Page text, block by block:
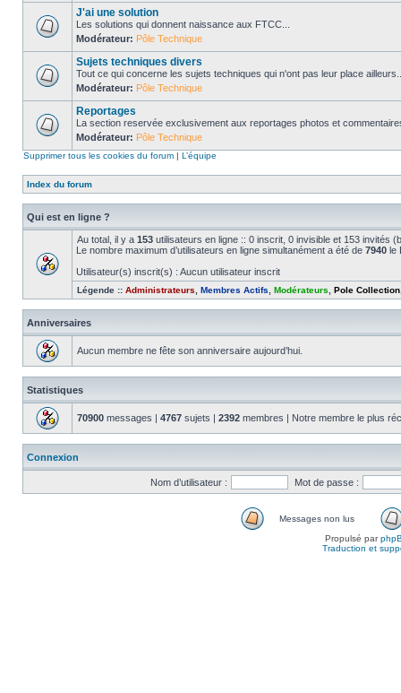
J'ai une solution
Les solutions qui donnent naissance aux FTCC...
Modérateur: Pôle Technique
Sujets techniques divers
Tout ce qui concerne les sujets techniques qui n'ont pas leur place
Modérateur: Pôle Technique
Reportages
La section reservée exclusivement aux reportages photos et
Modérateur: Pôle Technique
Supprimer tous les cookies du forum | L’équipe
Index du forum
Qui est en ligne ?
Au total, il y a 153 utilisateurs en ligne :: 0 inscrit, 0 invisible et 153 invités
Le nombre maximum d’utilisateurs en ligne simultanément a été de 7940 le
Utilisateur(s) inscrit(s) : Aucun utilisateur inscrit
Légende :: Administrateurs Membres Actifs Modérateurs Pole Collection
Anniversaires
Aucun membre ne fête son anniversaire aujourd’hui.
Statistiques
70900 messages | 4767 sujets | 2392 membres | Notre membre le plus
Connexion
Nom d’utilisateur : Mot de passe :
Messages non lus
Propulsé par
Traduction et